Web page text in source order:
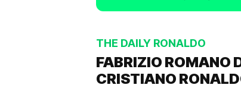
THE DAILY RONALDO
FABRIZIO ROMANO
CRISTIANO